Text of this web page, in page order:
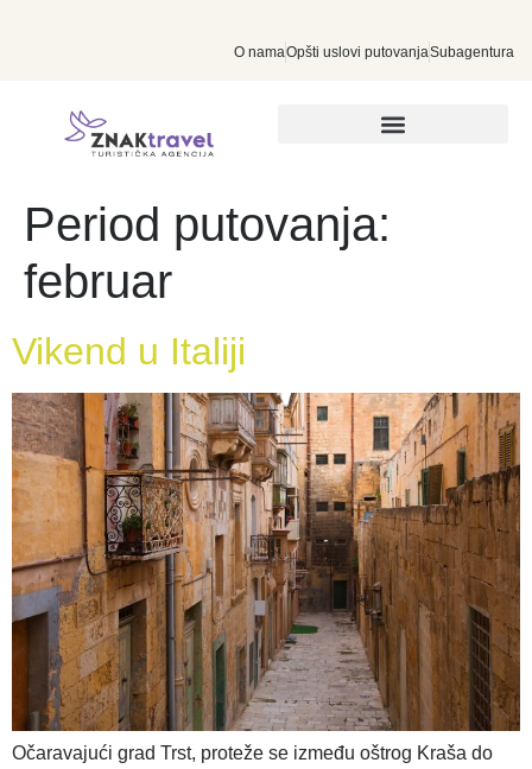
O namaOpšti uslovi putovanjaSubagentura
Period putovanja:
februar
Vikend u Italiji
Očaravajući grad Trst, proteže se između oštrog Kraša do